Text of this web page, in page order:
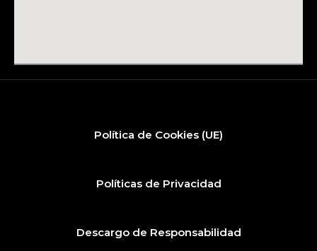
Política de Cookies (UE)
Políticas de Privacidad
Descargo de Responsabilidad